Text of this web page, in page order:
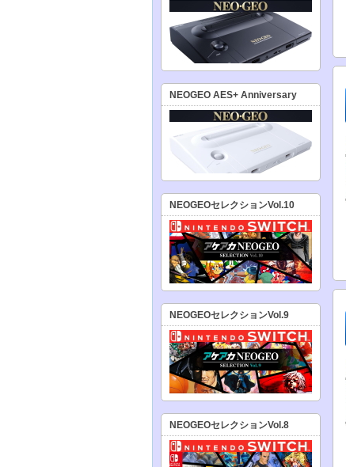
NEOGEO AES+ Anniversary
NEOGEOセレクションVol.10
NEOGEOセレクションVol.9
NEOGEOセレクションVol.8